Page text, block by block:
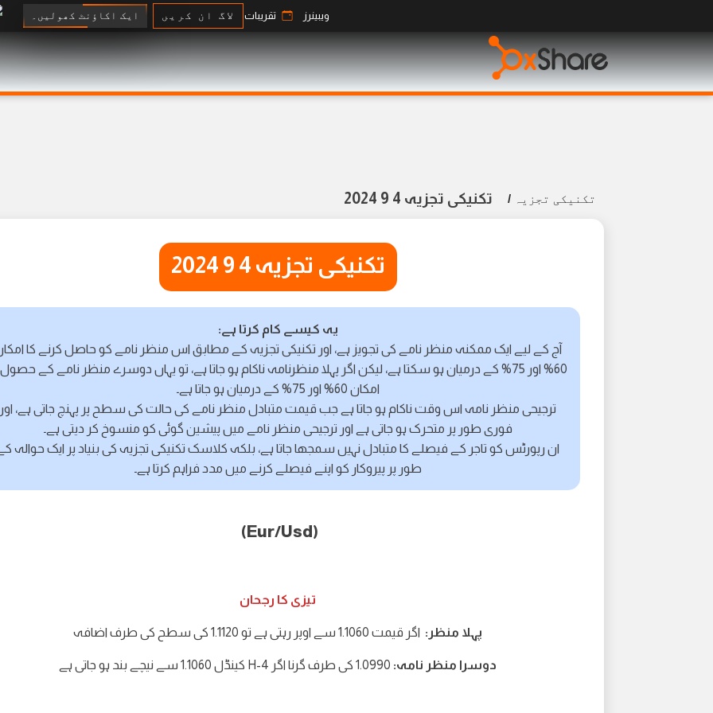
ویبینرز تقریبات لاگ ان کریں ایک اکاؤنٹ کھولیں۔
تکنیکی تجزیہ / تکنیکی تجزیہ 4 9 2024
تکنیکی تجزیہ 4 9 2024
یہ کیسے کام کرتا ہے:
آج کے لیے ایک ممکنہ منظر نامے کی تجویز ہے، اور تکنیکی تجزیہ کے مطابق اس منظر نامے کو حاصل کرنے کا
60% اور 75% کے درمیان ہو سکتا ہے، لیکن اگر پہلا منظرنامہ ناکام ہو جاتا ہے، تو یہاں دوسرے منظر نامے کے
امکان 60% اور 75% کے درمیان ہو جاتا ہے۔
ترجیحی منظر نامہ اس وقت ناکام ہو جاتا ہے جب قیمت متبادل منظر نامے کی حالت کی سطح پر پہنچ جاتی ہے، اور
فوری طور پر متحرک ہو جاتی ہے اور ترجیحی منظر نامے میں پیشین گوئی کو منسوخ کر دیتی ہے۔
ان رپورٹس کو تاجر کے فیصلے کا متبادل نہیں سمجھا جاتا ہے، بلکہ کلاسک تکنیکی تجزیہ کی بنیاد پر ایک حوالہ
طور پر پیروکار کو اپنے فیصلے کرنے میں مدد فراہم کرتا ہے۔
(Eur/Usd)
تیزی کا رجحان
پہلا منظر: اگر قیمت 1.1060 سے اوپر رہتی ہے تو 1.1120 کی سطح کی طرف اضافہ
دوسرا منظر نامہ: 1.0990 کی طرف گرنا اگر 4-H کینڈل 1.1060 سے نیچے بند ہو جاتی ہے